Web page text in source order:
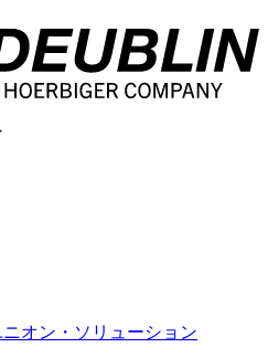
オン・ソリューション